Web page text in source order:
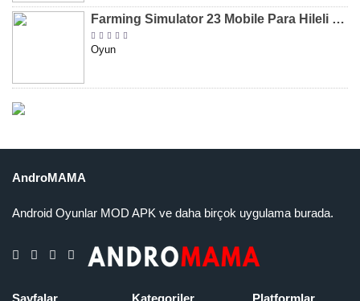
Farming Simulator 23 Mobile Para Hileli MOD APK indir [v0.0.0.8]
Oyun
AndroMAMA
Android Oyunlar MOD APK ve daha birçok uygulama burada.
Sayfalar Kategoriler Platformlar